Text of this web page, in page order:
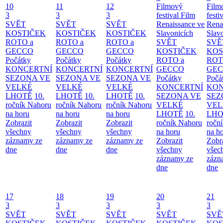
10
3
SVĚT
KOSTIČEK
ROTO a
GECCO
Počátky
KONCERTNÍ
SEZONA VE
VELKÉ
LHOTĚ 10.
ročník Nahoru
na horu
Zobrazit
všechny
záznamy ze
dne
11
3
SVĚT
KOSTIČEK
ROTO a
GECCO
Počátky
KONCERTNÍ
SEZONA VE
VELKÉ
LHOTĚ 10.
ročník Nahoru
na horu
Zobrazit
všechny
záznamy ze
dne
12
3
SVĚT
KOSTIČEK
ROTO a
GECCO
Počátky
KONCERTNÍ
SEZONA VE
VELKÉ
LHOTĚ 10.
ročník Nahoru
na horu
Zobrazit
všechny
záznamy ze
dne
Filmový
festival Film
Renaissance ve
Slavonicích
SVĚT
KOSTIČEK
ROTO a
GECCO
Počátky
KONCERTNÍ
SEZONA VE
VELKÉ
LHOTĚ 10.
ročník Nahoru
na horu
Zobrazit
všechny
záznamy ze
dne
na
dne
17
3
SVĚT
18
3
SVĚT
19
3
SVĚT
20
3
SVĚT
21
3